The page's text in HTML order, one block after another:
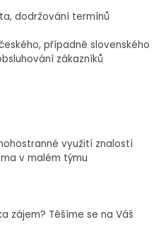
dodržování termínů
případně slovenského
zákazníků
využití znalostí
v malém týmu
zájem? Těšíme se na Váš